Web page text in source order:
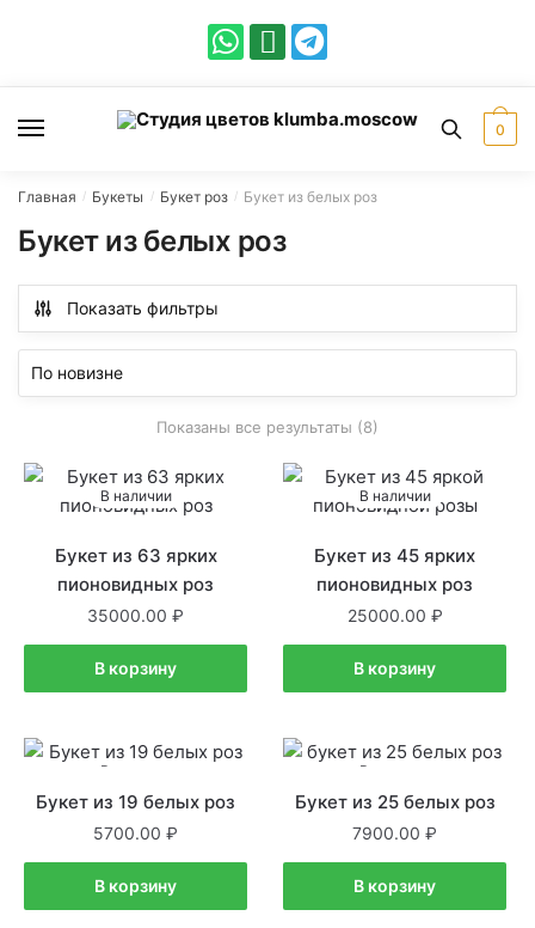
0
Главная / Букеты / Букет роз / Букет из белых роз
Букет из белых роз
Показать фильтры
Показаны все результаты (8)
В наличии
Букет из 63 ярких
пионовидных роз
35000.00
В корзину
В наличии
Букет из 45 ярких
пионовидных роз
25000.00
В корзину
В наличии
Букет из 19 белых роз
5700.00
В корзину
В наличии
Букет из 25 белых роз
7900.00
В корзину